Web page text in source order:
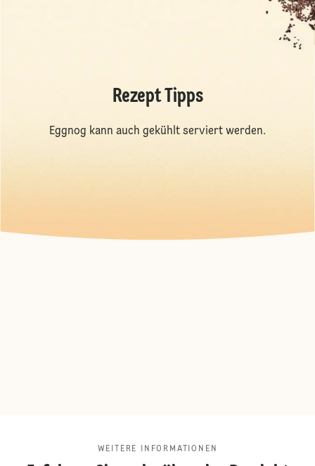
Rezept Tipps
Eggnog kann auch gekühlt serviert werden.
WEITERE INFORMATIONEN